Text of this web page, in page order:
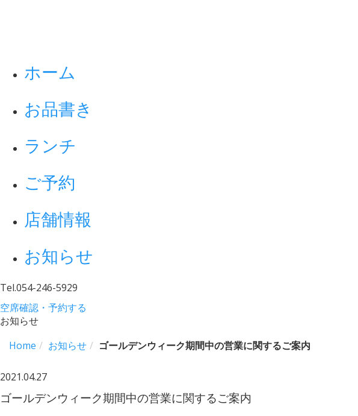
ホーム
お品書き
ランチ
ご予約
店舗情報
お知らせ
Tel.054-246-5929
空席確認・予約する
お知らせ
Home
お知らせ ゴールデンウィーク期間中の営業に関するご案内
2021.04.27
ゴールデンウィーク期間中の営業に関するご案内